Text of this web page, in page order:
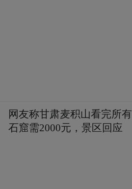
网友称甘肃麦积山看完所有
石窟需2000元，景区回应